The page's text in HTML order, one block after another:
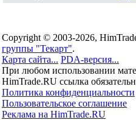
Copyright © 2003-2026,
группы "Текарт".
Карта сайта... PDA-версия...
При любом использовании
HimTrade.RU ссылка
Политика конфиденциальности
Пользовательское соглашение
Реклама на HimTrade.RU